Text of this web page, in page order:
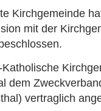
Kirchgemeinde
mit der
dem
vertraglich